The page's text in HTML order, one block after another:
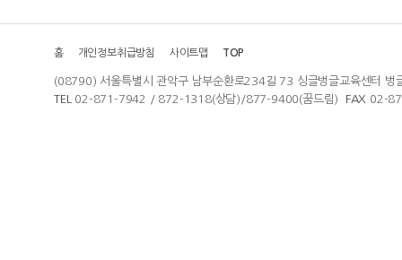
홈 개인정보취급방침 사이트맵 TOP
(08790) 서울특별시 관악구 남부순환로234길 73 싱글벙글교육센터 벙
TEL
02-871-7942 / 872-1318(상담)/877-9400(꿈드림) FAX 02-